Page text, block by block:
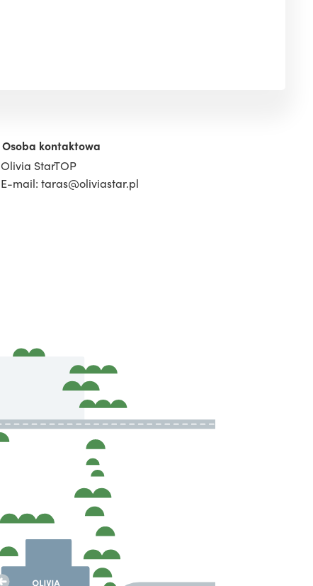
Osoba kontaktowa
Olivia StarTOP
E-mail: taras@oliviastar.pl